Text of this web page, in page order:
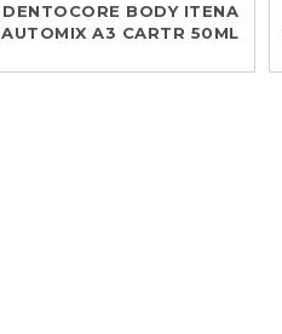
DENTOCORE BODY ITENA
AUTOMIX A3 CARTR 50ML